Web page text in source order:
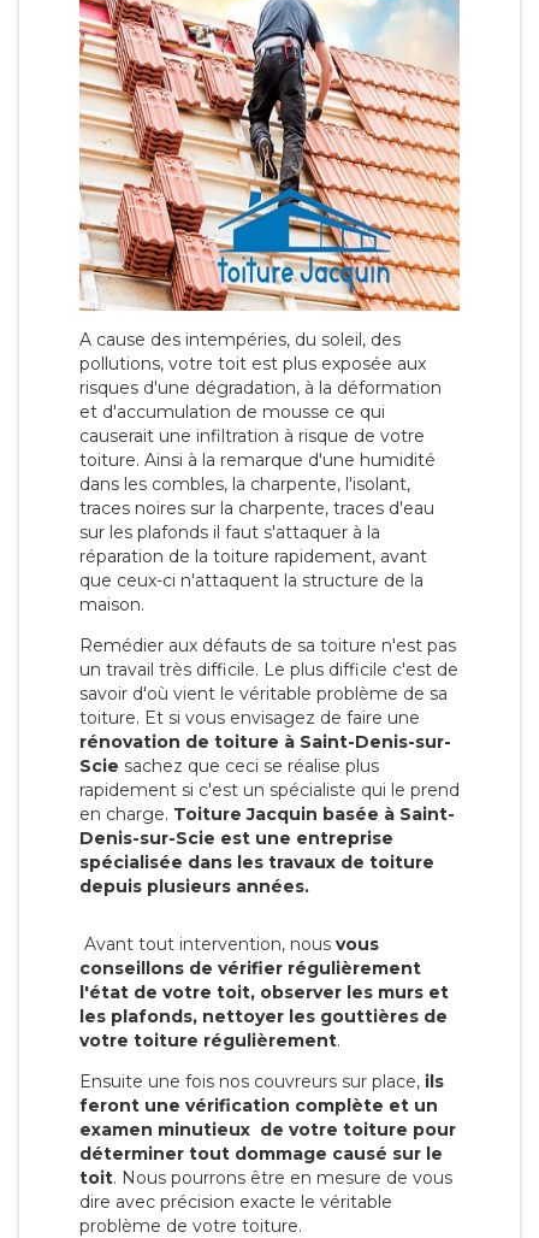
A cause des intempéries, du soleil, des
pollutions, votre toit est plus exposée aux
risques d'une dégradation, à la déformation
et d'accumulation de mousse ce qui
causerait une infiltration à risque de votre
toiture. Ainsi à la remarque d'une humidité
dans les combles, la charpente, l'isolant,
traces noires sur la charpente, traces d'eau
sur les plafonds il faut s'attaquer à la
réparation de la toiture rapidement, avant
que ceux-ci n'attaquent la structure de la
maison.
Remédier aux défauts de sa toiture n'est pas
un travail très difficile. Le plus difficile c'est de
savoir d'où vient le véritable problème de sa
toiture. Et si vous envisagez de faire une
rénovation de toiture à Saint-Denis-sur-
Scie sachez que ceci se réalise plus
rapidement si c'est un spécialiste qui le prend
en charge. Toiture Jacquin basée à Saint-
Denis-sur-Scie est une entreprise
spécialisée dans les travaux de toiture
depuis plusieurs années.
Avant tout intervention, nous vous
conseillons de vérifier régulièrement
l'état de votre toit, observer les murs et
les plafonds, nettoyer les gouttières de
votre toiture régulièrement.
Ensuite une fois nos couvreurs sur place, ils
feront une vérification complète et un
examen minutieux de votre toiture pour
déterminer tout dommage causé sur le
toit. Nous pourrons être en mesure de vous
dire avec précision exacte le véritable
problème de votre toiture.